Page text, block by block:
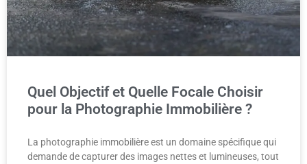
Quel Objectif et Quelle Focale Choisir
pour la Photographie Immobilière ?
La photographie immobilière est un domaine spécifique qui
demande de capturer des images nettes et lumineuses, tout